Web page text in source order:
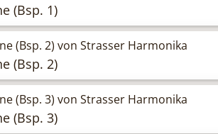
(Bsp. 1)
(Bsp. 2)
(Bsp. 3)